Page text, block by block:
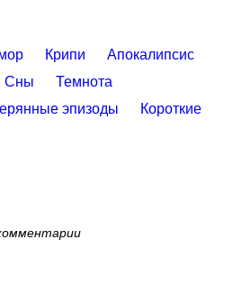
Крипи
Апокалипсис
Сны
Темнота
эпизоды
Короткие